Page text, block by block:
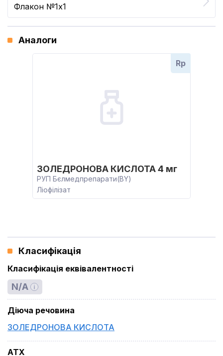
Флакон №1x1
Аналоги
Rp
ЗОЛЕДРОНОВА КИСЛОТА 4 мг
РУП Бєлмедпрепарати(BY)
Ліофілізат
Класифікація
Класифікація еквівалентності
N/A
Діюча речовина
ЗОЛЕДРОНОВА КИСЛОТА
ATX